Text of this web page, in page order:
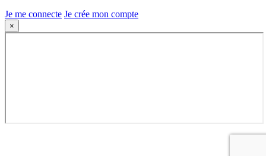
Je me connecte Je crée mon compte
×